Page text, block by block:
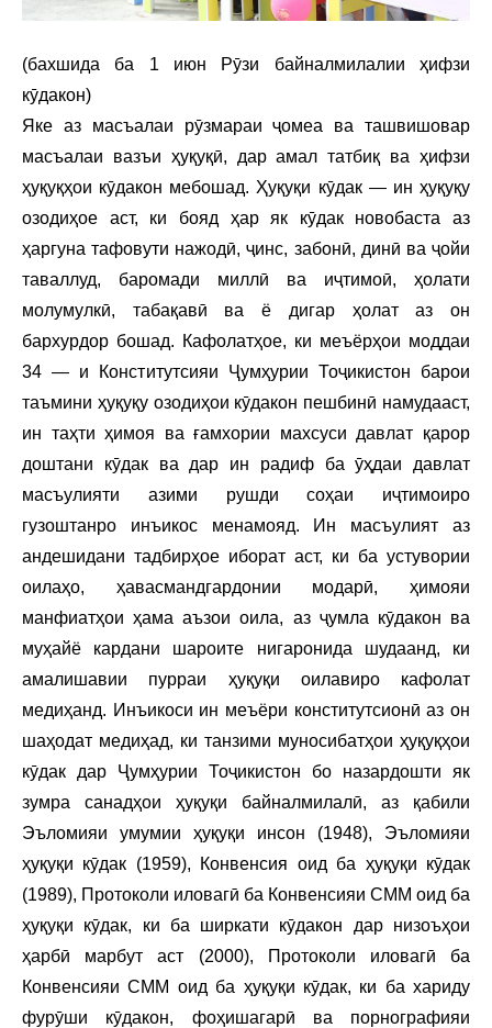
(бахшида ба 1 июн Рӯзи байналмилалии ҳифзи
кӯдакон)
Яке аз масъалаи рӯзмараи ҷомеа ва ташвишовар
масъалаи вазъи ҳуқуқӣ, дар амал татбиқ ва ҳифзи
ҳуқуқҳои кӯдакон мебошад. Ҳуқуқи кӯдак — ин ҳуқуқу
озодиҳое аст, ки бояд ҳар як кӯдак новобаста аз
ҳаргуна тафовути нажодӣ, ҷинс, забонӣ, динӣ ва ҷойи
таваллуд, баромади миллӣ ва иҷтимоӣ, ҳолати
молумулкӣ, табақавӣ ва ё дигар ҳолат аз он
бархурдор бошад. Кафолатҳое, ки меъёрҳои моддаи
34 — и Конститутсияи Ҷумҳурии Тоҷикистон барои
таъмини ҳуқуқу озодиҳои кӯдакон пешбинӣ намудааст,
ин таҳти ҳимоя ва ғамхории махсуси давлат қарор
доштани кӯдак ва дар ин радиф ба ӯҳдаи давлат
масъулияти азими рушди соҳаи иҷтимоиро
гузоштанро инъикос менамояд. Ин масъулият аз
андешидани тадбирҳое иборат аст, ки ба устувории
оилаҳо, ҳавасмандгардонии модарӣ, ҳимояи
манфиатҳои ҳама аъзои оила, аз ҷумла кӯдакон ва
муҳайё кардани шароите нигаронида шудаанд, ки
амалишавии пурраи ҳуқуқи оилавиро кафолат
медиҳанд. Инъикоси ин меъёри конститутсионӣ аз он
шаҳодат медиҳад, ки танзими муносибатҳои ҳуқуқҳои
кӯдак дар Ҷумҳурии Тоҷикистон бо назардошти як
зумра санадҳои ҳуқуқи байналмилалӣ, аз қабили
Эъломияи умумии ҳуқуқи инсон (1948), Эъломияи
ҳуқуқи кӯдак (1959), Конвенсия оид ба ҳуқуқи кӯдак
(1989), Протоколи иловагӣ ба Конвенсияи СММ оид ба
ҳуқуқи кӯдак, ки ба ширкати кӯдакон дар низоъҳои
ҳарбӣ марбут аст (2000), Протоколи иловагӣ ба
Конвенсияи СММ оид ба ҳуқуқи кӯдак, ки ба хариду
фурӯши кӯдакон, фоҳишагарӣ ва порнографияи